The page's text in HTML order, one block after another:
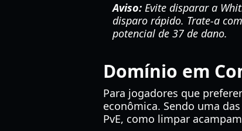
Aviso: Evite disparar a
disparo rápido. Trate-a
potencial de 37 de dano.
Domínio em
Para jogadores que
econômica. Sendo uma
PvE, como limpar